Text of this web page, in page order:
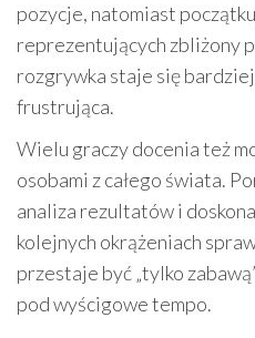
pozycje, natomiast
reprezentujących zbliżony
rozgrywka staje się
frustrująca.
Wielu graczy docenia też
osobami z całego świata.
analiza rezultatów i
kolejnych okrążeniach
przestaje być „tylko
pod wyścigowe tempo.